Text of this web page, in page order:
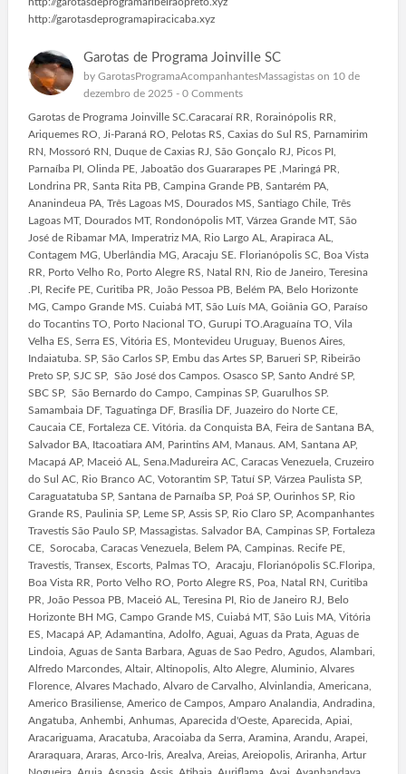
http://garotasdeprogramapiracicaba.xyz
Garotas de Programa Joinville SC
by GarotasProgramaAcompanhantesMassagistason 10 de
dezembro de 2025 - 0 Comments
Garotas de Programa Joinville SC.Caracaraí RR, Rorainópolis RR,
Ariquemes RO, Ji-Paraná RO, Pelotas RS, Caxias do Sul RS, Parnamirim
RN, Mossoró RN, Duque de Caxias RJ, São Gonçalo RJ, Picos PI,
Parnaíba PI, Olinda PE, Jaboatão dos Guararapes PE ,Maringá PR,
Londrina PR, Santa Rita PB, Campina Grande PB, Santarém PA,
Ananindeua PA, Três Lagoas MS, Dourados MS, Santiago Chile, Três
Lagoas MT, Dourados MT, Rondonópolis MT, Várzea Grande MT, São
José de Ribamar MA, Imperatriz MA, Rio Largo AL, Arapiraca AL,
Contagem MG, Uberlândia MG, Aracaju SE. Florianópolis SC, Boa Vista
RR, Porto Velho Ro, Porto Alegre RS, Natal RN, Rio de Janeiro, Teresina
.PI, Recife PE, Curitiba PR, João Pessoa PB, Belém PA, Belo Horizonte
MG, Campo Grande MS. Cuiabá MT, São Luís MA, Goiânia GO, Paraíso
do Tocantins TO, Porto Nacional TO, Gurupi TO.Araguaína TO, Vila
Velha ES, Serra ES, Vitória ES, Montevideu Uruguay, Buenos Aires,
Indaiatuba. SP, São Carlos SP, Embu das Artes SP, Barueri SP, Ribeirão
Preto SP, SJC SP, São José dos Campos. Osasco SP, Santo André SP,
SBC SP, São Bernardo do Campo, Campinas SP, Guarulhos SP.
Samambaia DF, Taguatinga DF, Brasília DF, Juazeiro do Norte CE,
Caucaia CE, Fortaleza CE. Vitória. da Conquista BA, Feira de Santana BA,
Salvador BA, Itacoatiara AM, Parintins AM, Manaus. AM, Santana AP,
Macapá AP, Maceió AL, Sena.Madureira AC, Caracas Venezuela, Cruzeiro
do Sul AC, Rio Branco AC, Votorantim SP, Tatuí SP, Várzea Paulista SP,
Caraguatatuba SP, Santana de Parnaíba SP, Poá SP, Ourinhos SP, Rio
Grande RS, Paulinia SP, Leme SP, Assis SP, Rio Claro SP, Acompanhantes
Travestis São Paulo SP, Massagistas. Salvador BA, Campinas SP, Fortaleza
CE, Sorocaba, Caracas Venezuela, Belem PA, Campinas. Recife PE,
Travestis, Transex, Escorts, Palmas TO, Aracaju, Florianópolis SC.Floripa,
Boa Vista RR, Porto Velho RO, Porto Alegre RS, Poa, Natal RN, Curitiba
PR, João Pessoa PB, Maceió AL, Teresina PI, Rio de Janeiro RJ, Belo
Horizonte BH MG, Campo Grande MS, Cuiabá MT, São Luis MA, Vitória
ES, Macapá AP, Adamantina, Adolfo, Aguai, Aguas da Prata, Aguas de
Lindoia, Aguas de Santa Barbara, Aguas de Sao Pedro, Agudos, Alambari,
Alfredo Marcondes, Altair, Altinopolis, Alto Alegre, Aluminio, Alvares
Florence, Alvares Machado, Alvaro de Carvalho, Alvinlandia, Americana,
Americo Brasiliense, Americo de Campos, Amparo Analandia, Andradina,
Angatuba, Anhembi, Anhumas, Aparecida d'Oeste, Aparecida, Apiai,
Aracariguama, Aracatuba, Aracoiaba da Serra, Aramina, Arandu, Arapei,
Araraquara, Araras, Arco-Iris, Arealva, Areias, Areiopolis, Ariranha, Artur